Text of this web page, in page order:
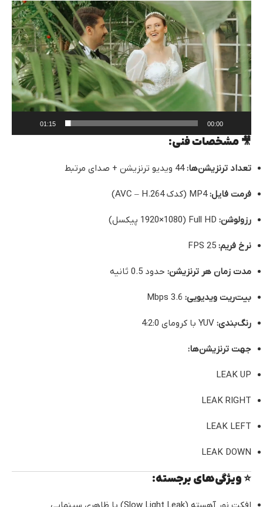
نمایشگر
ویدیو
00:00
01:15
🎥 مشخصات فنی:
تعداد ترنزیشن‌ها:44 ویدیو ترنزیشن + صدای مرتبط
فرمت فایل:MP4 (کدک AVC – H.264)
رزولوشن:
نرخ فریم:
مدت زمان هر ترنزیشن: حدود 0.5 ثانیه
بیت‌ریت ویدیویی:
رنگ‌بندی:
جهت ترنزیشن‌ها:
LEAK UP
LEAK RIGHT
LEAK LEFT
LEAK DOWN
⭐ ویژگی‌های برجسته: